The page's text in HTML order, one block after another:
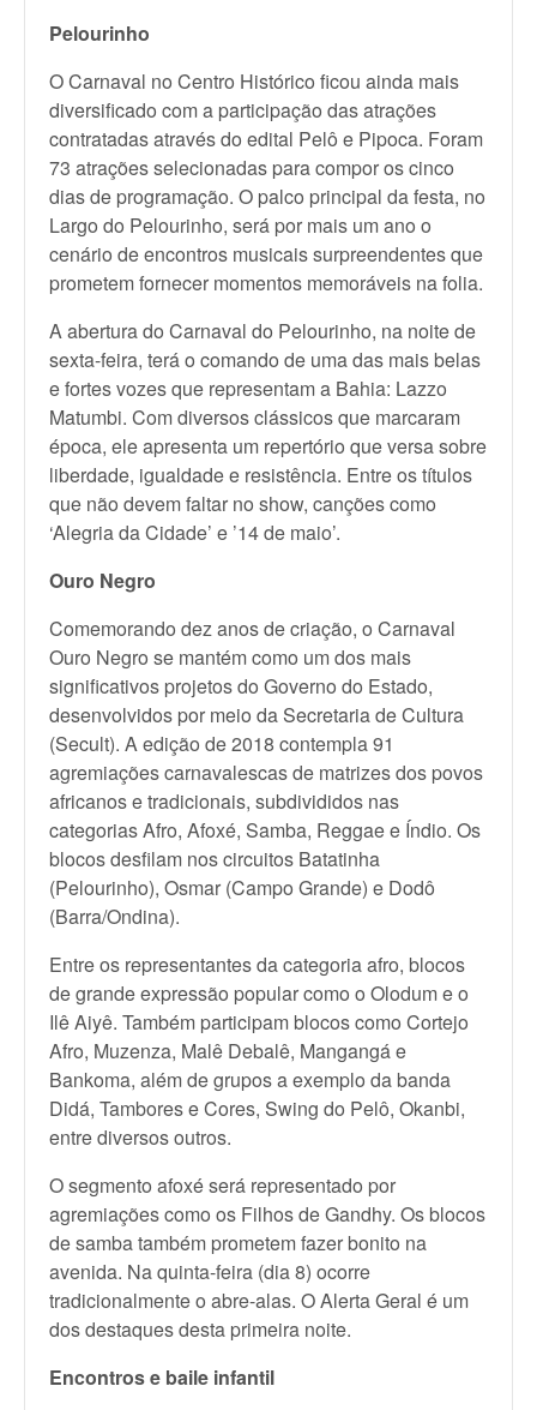
Pelourinho
O Carnaval no Centro Histórico ficou ainda mais
diversificado com a participação das atrações
contratadas através do edital Pelô e Pipoca. Foram
73 atrações selecionadas para compor os cinco
dias de programação. O palco principal da festa, no
Largo do Pelourinho, será por mais um ano o
cenário de encontros musicais surpreendentes que
prometem fornecer momentos memoráveis na folia.
A abertura do Carnaval do Pelourinho, na noite de
sexta-feira, terá o comando de uma das mais belas
e fortes vozes que representam a Bahia: Lazzo
Matumbi. Com diversos clássicos que marcaram
época, ele apresenta um repertório que versa sobre
liberdade, igualdade e resistência. Entre os títulos
que não devem faltar no show, canções como
‘Alegria da Cidade’ e ’14 de maio’.
Ouro Negro
Comemorando dez anos de criação, o Carnaval
Ouro Negro se mantém como um dos mais
significativos projetos do Governo do Estado,
desenvolvidos por meio da Secretaria de Cultura
(Secult). A edição de 2018 contempla 91
agremiações carnavalescas de matrizes dos povos
africanos e tradicionais, subdivididos nas
categorias Afro, Afoxé, Samba, Reggae e Índio. Os
blocos desfilam nos circuitos Batatinha
(Pelourinho), Osmar (Campo Grande) e Dodô
(Barra/Ondina).
Entre os representantes da categoria afro, blocos
de grande expressão popular como o Olodum e o
Ilê Aiyê. Também participam blocos como Cortejo
Afro, Muzenza, Malê Debalê, Mangangá e
Bankoma, além de grupos a exemplo da banda
Didá, Tambores e Cores, Swing do Pelô, Okanbi,
entre diversos outros.
O segmento afoxé será representado por
agremiações como os Filhos de Gandhy. Os blocos
de samba também prometem fazer bonito na
avenida. Na quinta-feira (dia 8) ocorre
tradicionalmente o abre-alas. O Alerta Geral é um
dos destaques desta primeira noite.
Encontros e baile infantil